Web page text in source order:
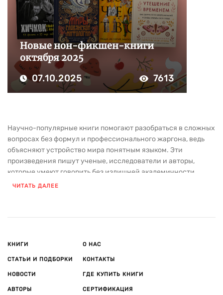
Новые нон-фикшен-книги
октября 2025
07.10.2025 7613
Научно-популярные книги помогают разобраться в сложных
вопросах без формул и профессионального жаргона, ведь
объясняют устройство мира понятным языком. Эти
произведения пишут ученые, исследователи и авторы,
которые умеют говорить без излишней академичности.
В каталоге издательства «Азбука» собрана литература,
Научпоп — это не учебник и не развлекательное чтение в
чистом виде. Жанр занимает особое место между этими
форматами, потому что:
ЧИТАТЬ ДАЛЕЕ
КНИГИ
СТАТЬИ И ПОДБОРКИ
НОВОСТИ
АВТОРЫ
О НАС
КОНТАКТЫ
ГДЕ КУПИТЬ КНИГИ
СЕРТИФИКАЦИЯ